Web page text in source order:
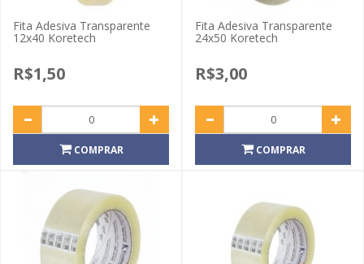
Fita Adesiva Transparente
12x40 Koretech
R$1,50
COMPRAR
Fita Adesiva Transparente
24x50 Koretech
R$3,00
COMPRAR